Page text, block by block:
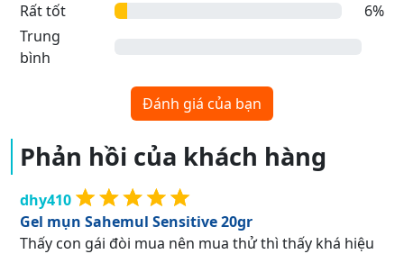
Rất tốt
6%
Trung
bình
Đánh giá của bạn
Phản hồi của khách hàng
dhy410
Gel mụn Sahemul Sensitive 20gr
Thấy con gái đòi mua nên mua thử thì thấy khá hiệu